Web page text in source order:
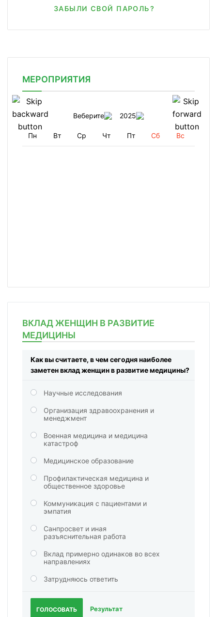
ЗАБЫЛИ СВОЙ ПАРОЛЬ?
МЕРОПРИЯТИЯ
Веберите 2025
Пн Вт Ср Чт Пт Сб Вс
ВКЛАД ЖЕНЩИН В РАЗВИТИЕ
МЕДИЦИНЫ
Как вы считаете, в чем сегодня наиболее
заметен вклад женщин в развитие медицины?
Научные исследования
Организация здравоохранения и
менеджмент
Военная медицина и медицина
катастроф
Медицинское образование
Профилактическая медицина и
общественное здоровье
Коммуникация с пациентами и
эмпатия
Санпросвет и иная
разъяснительная работа
Вклад примерно одинаков во всех
направлениях
Затрудняюсь ответить
ГОЛОСОВАТЬ Результат